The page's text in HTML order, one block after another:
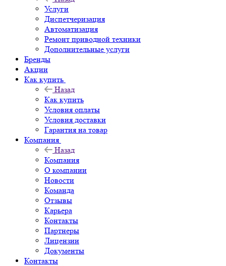
Услуги
Диспетчеризация
Автоматизация
Ремонт приводной техники
Дополнительные услуги
Бренды
Акции
Как купить
Назад
Как купить
Условия оплаты
Условия доставки
Гарантия на товар
Компания
Назад
Компания
О компании
Новости
Команда
Отзывы
Карьера
Контакты
Партнеры
Лицензии
Документы
Контакты